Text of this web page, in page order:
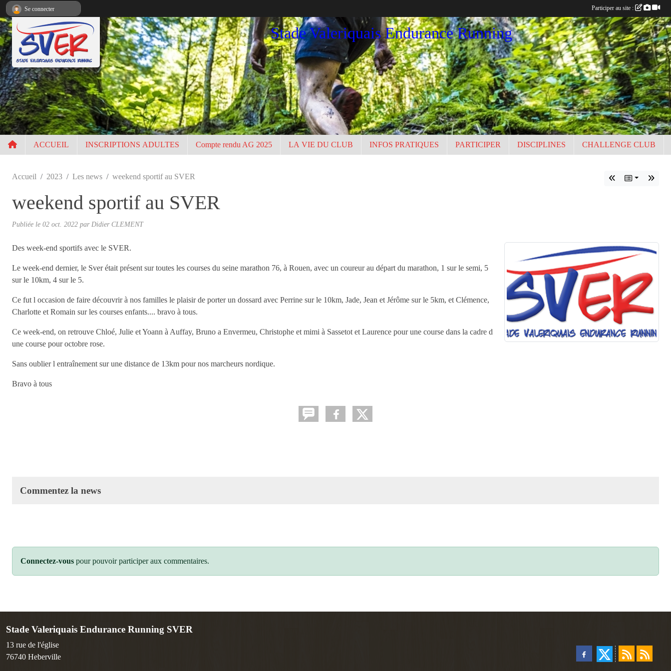
Stade Valeriquais Endurance Running
ACCUEIL INSCRIPTIONS ADULTES Compte rendu AG 2025 LA VIE DU CLUB INFOS PRATIQUES PARTICIPER DISCIPLINES CHALLENGE CLUB
Accueil 2023 Les news weekend sportif au SVER
weekend sportif au SVER
Publiée le 02 oct. 2022 par Didier CLEMENT
Des week-end sportifs avec le SVER.
Le week-end dernier, le Sver était présent sur toutes les courses du seine marathon 76, à Rouen, avec un coureur au départ du marathon, 1 sur le semi, 5
sur le 10km, 4 sur le 5.
Ce fut l occasion de faire découvrir à nos familles le plaisir de porter un dossard avec Perrine sur le 10km, Jade, Jean et Jérôme sur le 5km, et Clémence,
Charlotte et Romain sur les courses enfants.... bravo à tous.
Ce week-end, on retrouve Chloé, Julie et Yoann à Auffay, Bruno a Envermeu, Christophe et mimi à Sassetot et Laurence pour une course dans la cadre d
une course pour octobre rose.
Sans oublier l entraînement sur une distance de 13km pour nos marcheurs nordique.
Bravo à tous
Commentez la news
Connectez-vous pour pouvoir participer aux commentaires.
Stade Valeriquais Endurance Running SVER
13 rue de l'église
76740 Heberville
Se connecter Participer au site :
Panneau de gestion des cookies